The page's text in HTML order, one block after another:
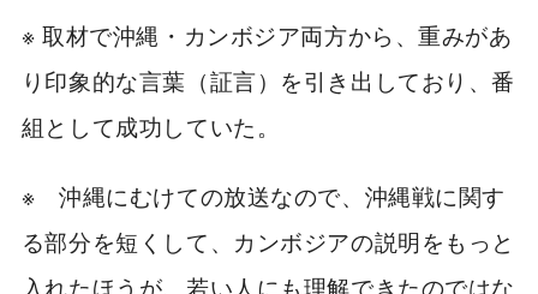
※ 取材で沖縄・カンボジア両方から、重みがあ
り印象的な言葉（証言）を引き出しており、番
組として成功していた。
※ 沖縄にむけての放送なので、沖縄戦に関す
る部分を短くして、カンボジアの説明をもっと
入れたほうが、若い人にも理解できたのではな